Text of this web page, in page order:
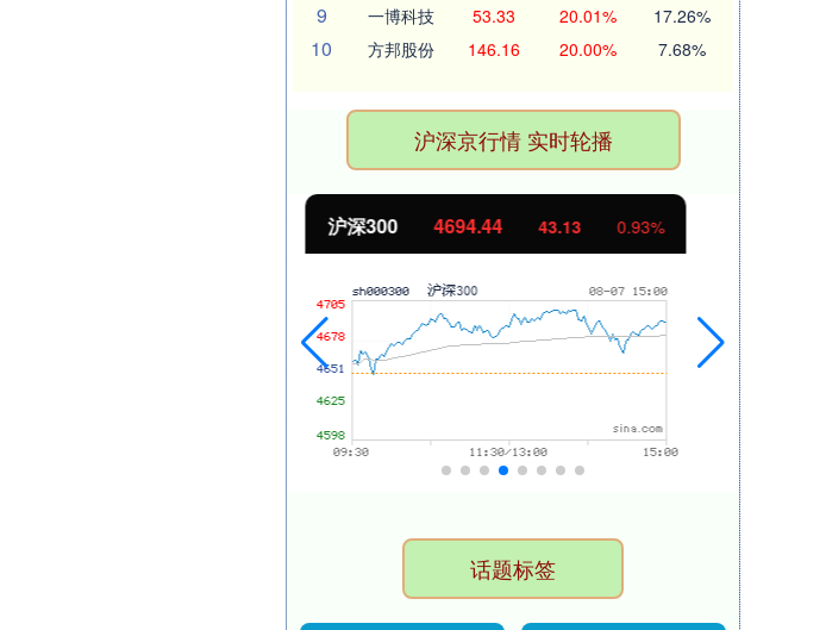
9 一博科技 53.33 20.01% 17.26%
10 方邦股份 146.16 20.00% 7.68%
沪深京行情 实时轮播
北证50 1134.24 11.37 1.01%
话题标签